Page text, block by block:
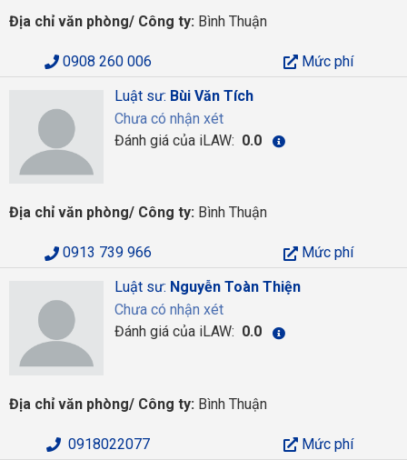
Địa chỉ văn phòng/ Công ty: Bình Thuận
0908 260 006
Mức phí
Luật sư: Bùi Văn Tích
Chưa có nhận xét
Đánh giá của iLAW: 0.0
Địa chỉ văn phòng/ Công ty: Bình Thuận
0913 739 966
Mức phí
Luật sư: Nguyễn Toàn Thiện
Chưa có nhận xét
Đánh giá của iLAW: 0.0
Địa chỉ văn phòng/ Công ty: Bình Thuận
0918022077
Mức phí